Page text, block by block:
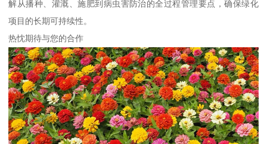
解从播种、灌溉、施肥到病虫害防治的全过程管理要点，确保绿化
项目的长期可持续性。
热忱期待与您的合作